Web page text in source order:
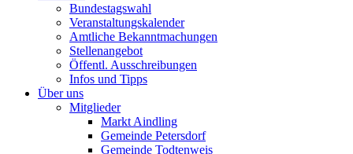
Bundestagswahl
Veranstaltungskalender
Amtliche Bekanntmachungen
Stellenangebot
Öffentl. Ausschreibungen
Infos und Tipps
Über uns
Mitglieder
Markt Aindling
Gemeinde Petersdorf
Gemeinde Todtenweis